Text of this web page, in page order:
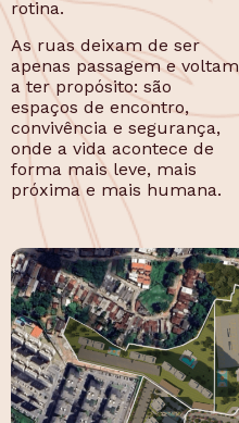
rotina.
As ruas deixam de ser
apenas passagem e voltam
a ter propósito: são
espaços de encontro,
convivência e segurança,
onde a vida acontece de
forma mais leve, mais
próxima e mais humana.